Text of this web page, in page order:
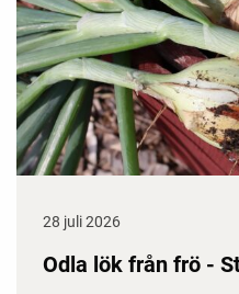
28 juli 2026
Odla lök från frö -